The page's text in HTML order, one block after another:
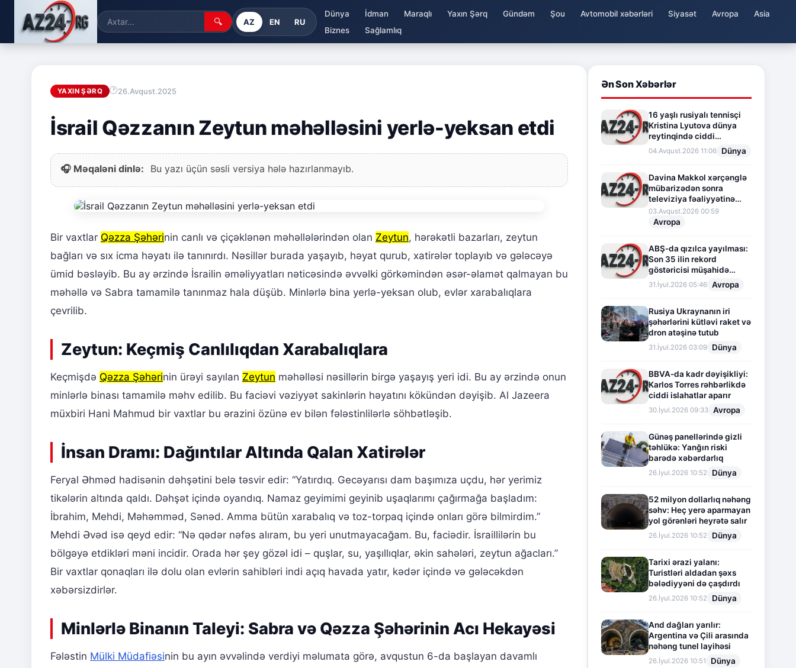
🔍 AZ EN RU
Dünya İdman Maraqlı Yaxın Şərq Gündəm Şou Avtomobil xəbərləri Siyasət Avropa
Asia
Biznes
Sağlamlıq
YAXIN ŞƏRQ 26.Avqust.2025
İsrail Qəzzanın Zeytun məhəlləsini yerlə-yeksan etdi
🎧 Məqaləni dinlə: Bu yazı üçün səsli versiya hələ hazırlanmayıb.
Bir vaxtlar Qəzza Şəhərinin canlı və çiçəklənən məhəllələrindən olan Zeytun, hərəkətli bazarları, zeytun
bağları və sıx icma həyatı ilə tanınırdı. Nəsillər burada yaşayıb, həyat qurub, xatirələr toplayıb və gələcəyə
ümid bəsləyib. Bu ay ərzində İsrailin əməliyyatları nəticəsində əvvəlki görkəmindən əsər-əlamət qalmayan bu
məhəllə və Sabra tamamilə tanınmaz hala düşüb. Minlərlə bina yerlə-yeksan olub, evlər xarabalıqlara
çevrilib.
Zeytun: Keçmiş Canlılıqdan Xarabalıqlara
Keçmişdə Qəzza Şəhərinin ürəyi sayılan Zeytun məhəlləsi nəsillərin birgə yaşayış yeri idi. Bu ay ərzində onun
minlərlə binası tamamilə məhv edilib. Bu faciəvi vəziyyət sakinlərin həyatını kökündən dəyişib. Al Jazeera
müxbiri Hani Mahmud bir vaxtlar bu ərazini özünə ev bilən fələstinlilərlə söhbətləşib.
İnsan Dramı: Dağıntılar Altında Qalan Xatirələr
Feryal Əhməd hadisənin dəhşətini belə təsvir edir: “Yatırdıq. Gecəyarısı dam başımıza uçdu, hər yerimiz
tikələrin altında qaldı. Dəhşət içində oyandıq. Namaz geyimimi geyinib uşaqlarımı çağırmağa başladım:
İbrahim, Mehdi, Məhəmməd, Sənəd. Amma bütün xarabalıq və toz-torpaq içində onları görə bilmirdim.”
Mehdi Əvəd isə qeyd edir: “Nə qədər nəfəs alıram, bu yeri unutmayacağam. Bu, faciədir. İsraillilərin bu
bölgəyə etdikləri məni incidir. Orada hər şey gözəl idi – quşlar, su, yaşıllıqlar, əkin sahələri, zeytun ağacları.”
Bir vaxtlar qonaqları ilə dolu olan evlərin sahibləri indi açıq havada yatır, kədər içində və gələcəkdən
xəbərsizdirlər.
Minlərlə Binanın Taleyi: Sabra və Qəzza Şəhərinin Acı Hekayəsi
Fələstin Mülki Müdafiəsinin bu ayın əvvəlində verdiyi məlumata görə, avqustun 6-da başlayan davamlı
Ən Son Xəbərlər
16 yaşlı rusiyalı tennisçi
Kristina Lyutova dünya
reytinqində ciddi
irəliləyişə imza atdı
04.Avqust.2026 11:06 Dünya
Davina Makkol xərçənglə
mübarizədən sonra
televiziya fəaliyyətinə
fasilə verir
03.Avqust.2026 00:59
Avropa
ABŞ-da qızılca yayılması:
Son 35 ilin rekord
göstəricisi müşahidə
olunur
31.İyul.2026 05:46 Avropa
Rusiya Ukraynanın iri
şəhərlərini kütləvi raket və
dron atəşinə tutub
31.İyul.2026 03:09 Dünya
BBVA-da kadr dəyişikliyi:
Karlos Torres rəhbərlikdə
ciddi islahatlar aparır
30.İyul.2026 09:33 Avropa
Günəş panellərində gizli
təhlükə: Yanğın riski
barədə xəbərdarlıq
26.İyul.2026 10:52 Dünya
52 milyon dollarlıq nəhəng
səhv: Heç yerə aparmayan
yol görənləri heyrətə salır
26.İyul.2026 10:52 Dünya
Tarixi ərazi yalanı:
Turistləri aldadan şəxs
bələdiyyəni də çaşdırdı
26.İyul.2026 10:52 Dünya
And dağları yarılır:
Argentina və Çili arasında
nəhəng tunel layihəsi
26.İyul.2026 10:51 Dünya